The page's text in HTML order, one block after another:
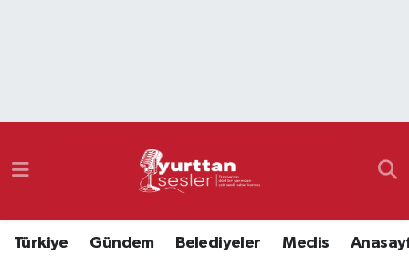
Türkiye Gündem Belediyeler Meclis
Namaz Vakitleri
Süper Lig Puan Durumu ve Fikstür